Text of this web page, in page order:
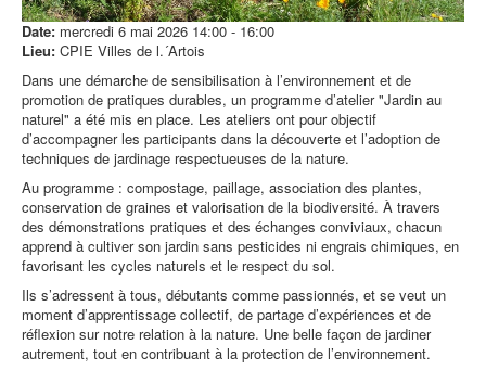
Date: mercredi 6 mai 2026 14:00 - 16:00
Lieu: CPIE Villes de l.´Artois
Dans une démarche de sensibilisation à l’environnement et de
promotion de pratiques durables, un programme d’atelier "Jardin au
naturel" a été mis en place. Les ateliers ont pour objectif
d’accompagner les participants dans la découverte et l’adoption de
techniques de jardinage respectueuses de la nature.
Au programme : compostage, paillage, association des plantes,
conservation de graines et valorisation de la biodiversité. À travers
des démonstrations pratiques et des échanges conviviaux, chacun
apprend à cultiver son jardin sans pesticides ni engrais chimiques, en
favorisant les cycles naturels et le respect du sol.
Ils s’adressent à tous, débutants comme passionnés, et se veut un
moment d’apprentissage collectif, de partage d’expériences et de
réflexion sur notre relation à la nature. Une belle façon de jardiner
autrement, tout en contribuant à la protection de l’environnement.